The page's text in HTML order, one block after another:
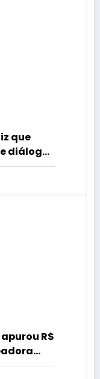
que
diálogo
apurou R$
R$ 9,5